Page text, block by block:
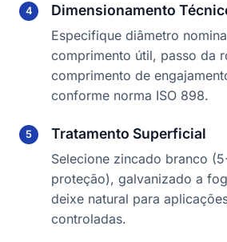
Dimensionamento
Especifique diâmetro
comprimento útil, passo da
comprimento de
conforme norma ISO 898.
Tratamento Superficial
Selecione zincado branco
proteção), galvanizado a
deixe natural para
controladas.